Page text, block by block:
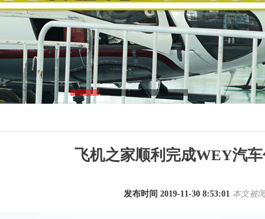
飞机之家顺利完成WEY汽
发布时间 2019-11-30 8:53:01 本文被